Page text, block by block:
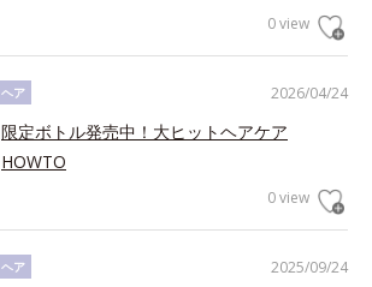
0 view
2026/04/24
ヘア
限定ボトル発売中！大ヒットヘアケア
HOWTO
0 view
2025/09/24
ヘア